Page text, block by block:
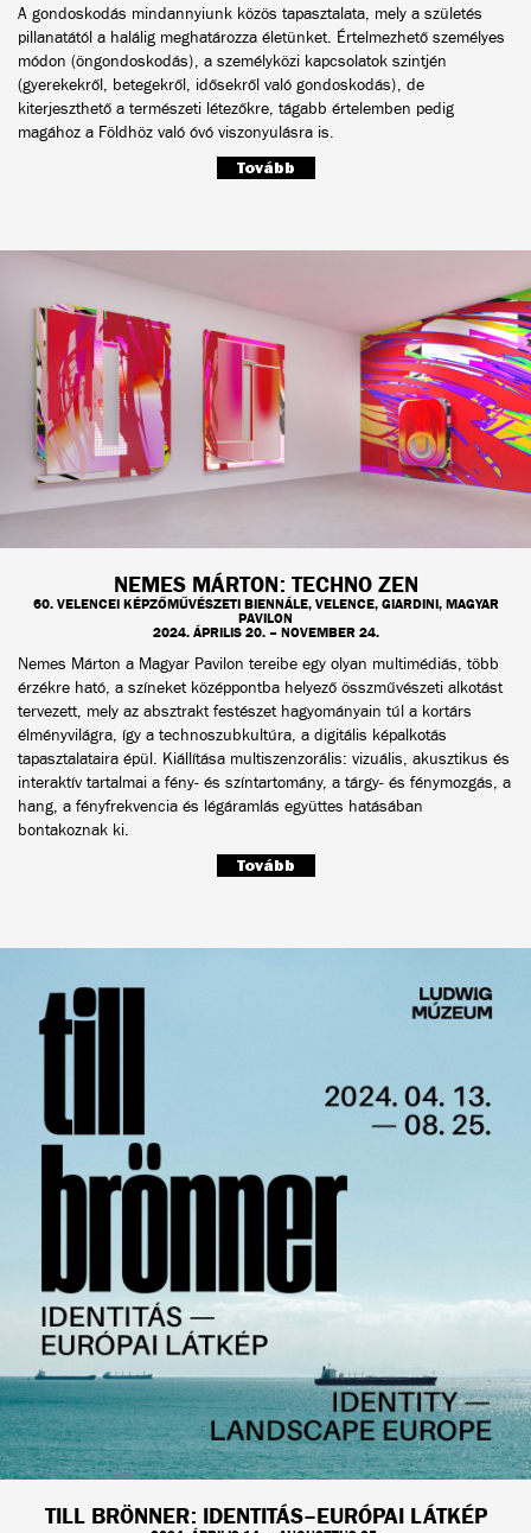
A gondoskodás mindannyiunk közös tapasztalata, mely a születés
pillanatától a halálig meghatározza életünket. Értelmezhető személyes
módon (öngondoskodás), a személyközi kapcsolatok szintjén
(gyerekekről, betegekről, idősekről való gondoskodás), de
kiterjeszthető a természeti létezőkre, tágabb értelemben pedig
magához a Földhöz való óvó viszonyulásra is.
Tovább
NEMES MÁRTON: TECHNO ZEN
60. VELENCEI KÉPZŐMŰVÉSZETI BIENNÁLE, VELENCE, GIARDINI, MAGYAR
PAVILON
2024. ÁPRILIS 20. – NOVEMBER 24.
Nemes Márton a Magyar Pavilon tereibe egy olyan multimédiás, több
érzékre ható, a színeket középpontba helyező összművészeti alkotást
tervezett, mely az absztrakt festészet hagyományain túl a kortárs
élményvilágra, így a technoszubkultúra, a digitális képalkotás
tapasztalataira épül. Kiállítása multiszenzorális: vizuális, akusztikus és
interaktív tartalmai a fény- és színtartomány, a tárgy- és fénymozgás, a
hang, a fényfrekvencia és légáramlás együttes hatásában
bontakoznak ki.
Tovább
TILL BRÖNNER: IDENTITÁS–EURÓPAI LÁTKÉP